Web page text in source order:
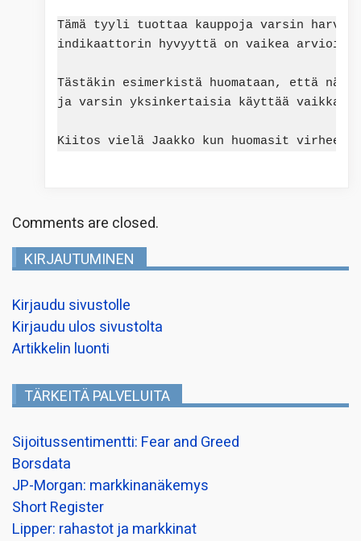
Tämä tyyli tuottaa kauppoja varsin
indikaattorin hyvyyttä on vaikea
Tästäkin esimerkistä huomataan, että
ja varsin yksinkertaisia käyttää vaikka
Comments are closed.
KIRJAUTUMINEN
Kirjaudu sivustolle
Kirjaudu ulos sivustolta
Artikkelin luonti
TÄRKEITÄ PALVELUITA
Sijoitussentimentti: Fear and Greed
Borsdata
JP-Morgan: markkinanäkemys
Short Register
Lipper: rahastot ja markkinat